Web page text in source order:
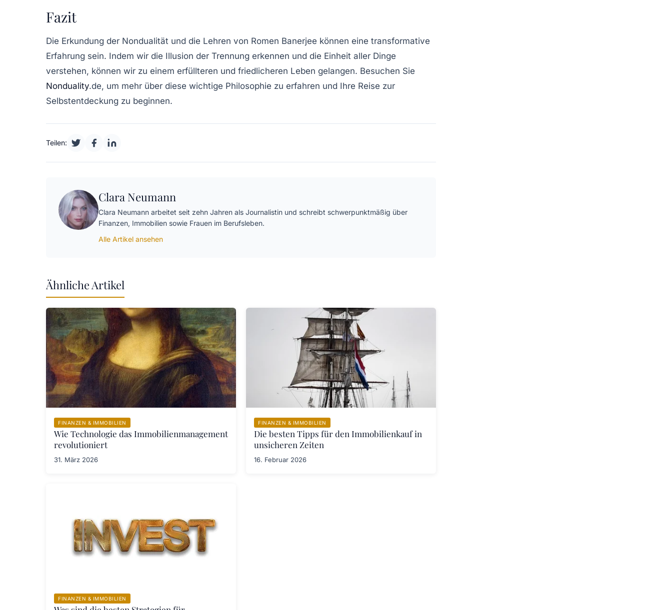
Fazit
Die Erkundung der Nondualität und die Lehren von Romen Banerjee können eine transformative
Erfahrung sein. Indem wir die Illusion der Trennung erkennen und die Einheit aller Dinge
verstehen, können wir zu einem erfüllteren und friedlicheren Leben gelangen. Besuchen Sie
Nonduality.de, um mehr über diese wichtige Philosophie zu erfahren und Ihre Reise zur
Selbstentdeckung zu beginnen.
Teilen:
Clara Neumann
Clara Neumann arbeitet seit zehn Jahren als Journalistin und schreibt schwerpunktmäßig über
Finanzen, Immobilien sowie Frauen im Berufsleben.
Alle Artikel ansehen
Ähnliche Artikel
FINANZEN & IMMOBILIEN
Wie Technologie das Immobilienmanagement
revolutioniert
31. März 2026
FINANZEN & IMMOBILIEN
Die besten Tipps für den Immobilienkauf in
unsicheren Zeiten
16. Februar 2026
FINANZEN & IMMOBILIEN